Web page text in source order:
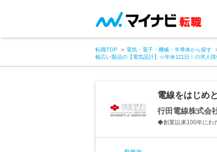
転職TOP
電気・電子・機械・半導体から探す
幅広い製品の【電気設計】☆年休121日！の求人情
電線をはじめ
行田電線株式会
◆創業以来100年にわ